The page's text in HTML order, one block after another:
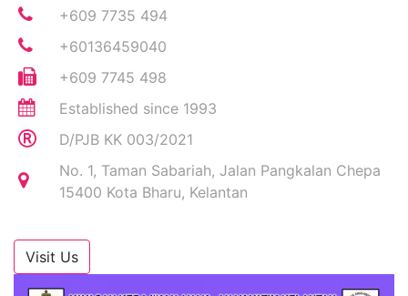
+609 7735 494
+60136459040
+609 7745 498
Established since 1993
D/PJB KK 003/2021
No. 1, Taman Sabariah, Jalan Pangkalan Chepa
15400 Kota Bharu, Kelantan
Visit Us